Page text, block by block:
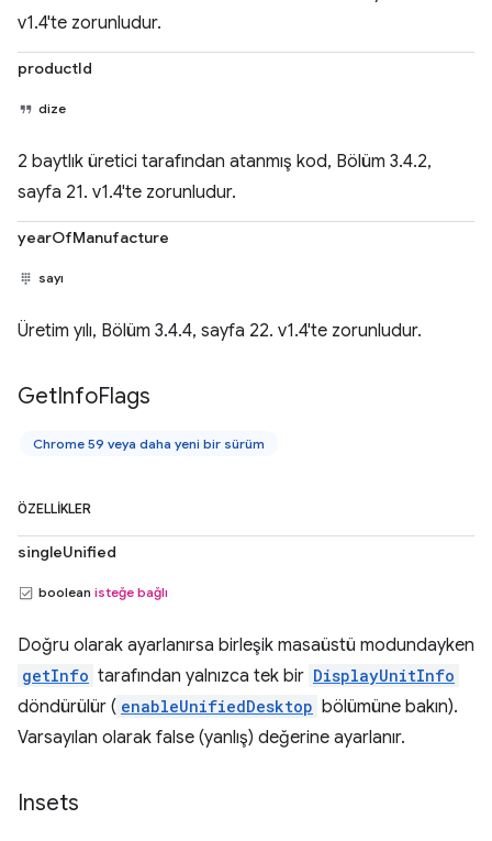
v1.4'te zorunludur.
productId
dize
2 baytlık üretici tarafından atanmış kod, Bölüm 3.4.2,
sayfa 21. v1.4'te zorunludur.
yearOfManufacture
sayı
Üretim yılı, Bölüm 3.4.4, sayfa 22. v1.4'te zorunludur.
GetInfoFlags
Chrome 59 veya daha yeni bir sürüm
ÖZELLIKLER
singleUnified
boolean isteğe bağlı
Doğru olarak ayarlanırsa birleşik masaüstü modundayken
getInfo tarafından yalnızca tek bir DisplayUnitInfo
döndürülür ( enableUnifiedDesktop bölümüne bakın).
Varsayılan olarak false (yanlış) değerine ayarlanır.
Insets